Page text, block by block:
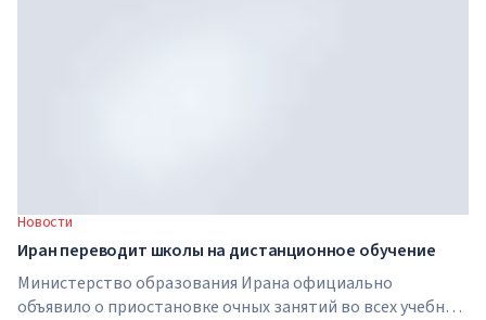
Новости
Иран переводит школы на дистанционное обучение
Министерство образования Ирана официально
объявило о приостановке очных занятий во всех учебных